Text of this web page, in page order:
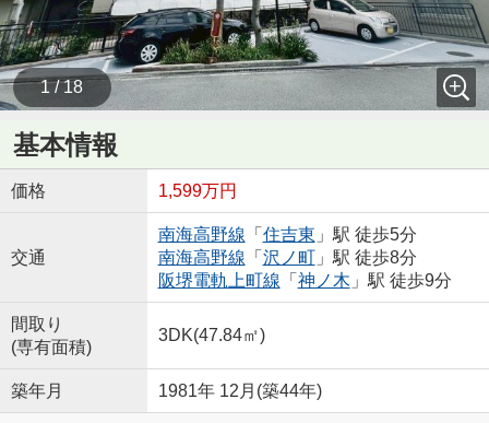
1 / 18
基本情報
価格 1,599万円
交通
南海高野線 「 住吉東 」駅 徒歩5分
南海高野線 「 沢ノ町」駅 徒歩8分
阪堺電軌上町線 「 神ノ木 」駅 徒歩9分
間取り
(専有面積)
3DK(47.84㎡)
築年月 1981年 12月(築44年)